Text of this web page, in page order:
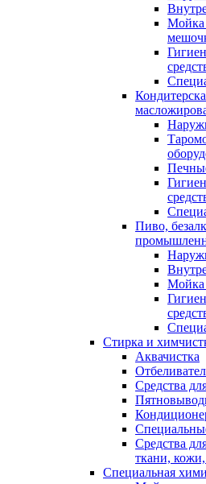
Мойка
Пиво,
Мойка
Стирка и
Аквачистка
Средства
Средства
ткани,
Специальная